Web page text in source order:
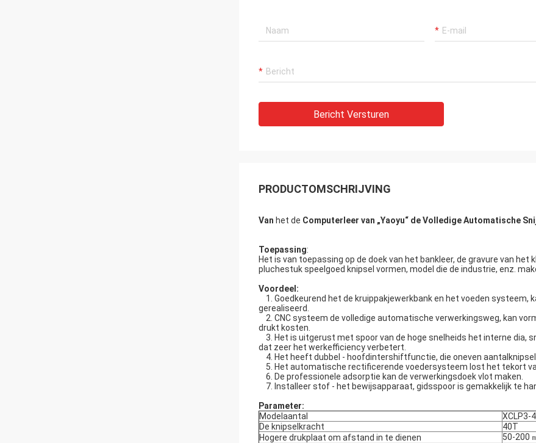
Bericht Versturen
PRODUCTOMSCHRIJVING
Van het de Computerleer van „Yaoyu“ de Volledige Automatische
Toepassing:
Het is van toepassing op de doek van het bankleer, de gravure van
pluchestuk speelgoed knipsel vormen, model die de industrie, enz.
Voordeel:
1. Goedkeurend het de kruippakjewerkbank en het voeden systeem,
gerealiseerd.
2. CNC systeem de volledige automatische verwerkingsweg, kan
drukt kosten.
3. Het is uitgerust met spoor van de hoge snelheids het interne dia,
dat zeer het werkefficiency verbetert.
4. Het heeft dubbel - hoofdintershiftfunctie, die oneven
5. Het automatische rectificerende voedersysteem lost het tekort
6. De professionele adsorptie kan de verwerkingsdoek vlot maken.
7. Installeer stof - het bewijsapparaat, gidsspoor is gemakkelijk te
Parameter:
Modelaantal
XCLP3-
De knipselkracht
40T
Hogere drukplaat om afstand in te dienen
50-200